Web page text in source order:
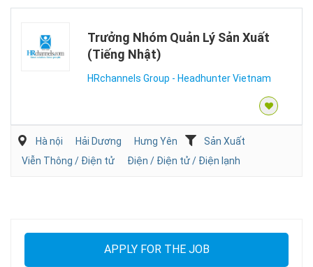
Trưởng Nhóm Quản Lý Sản Xuất
(Tiếng Nhật)
HRchannels Group - Headhunter Vietnam
Hà nội Hải Dương Hưng Yên
Sản Xuất
Viễn Thông / Điện tử
Điện / Điện tử / Điện lạnh
APPLY FOR THE JOB